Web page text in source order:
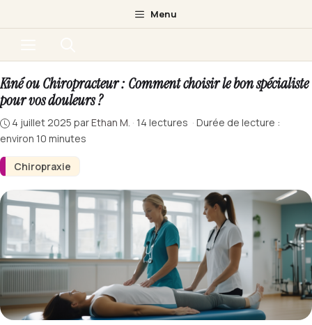
au
Menu
Chiropraxie
Kiné ou Chiropracteur : Comment choisir le bon spécialiste
pour vos douleurs ?
4 juillet 2025 parEthan M. · 14 lectures · Durée de lecture :
environ 10 minutes